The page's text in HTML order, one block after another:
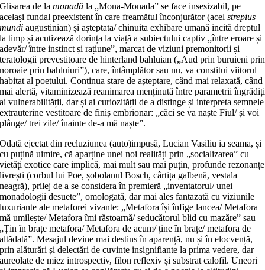
Glisarea de lamonadă la „Mona-Monada” se face insesizabil, pe
același fundal preexistent în care freamătul înconjurător (acelstrepius
mundiaugustinian) și așteptata/ chinuita exhibare umană incită dreptul
la timp și acutizează dorința la viață a subiectului captiv „între eroare și
adevăr/ între instinct și rațiune”, marcat de viziuni premonitorii și
teratologii prevestitoare de hinterland bahluian („Aud prin buruieni prin
noroaie prin bahluiuri”), care, întâmplător sau nu, va constitui viitorul
habitat al poetului. Continua stare de așteptare, când mai relaxată, când
mai alertă, vitaminizează reanimarea menținută între parametrii îngrădiți
ai vulnerabilității, dar și ai curiozității de a distinge și interpreta semnele
extrauterine vestitoare de finiș embrionar: „căci se va naște Fiul/ și voi
plânge/ trei zile/ înainte de-a mă naște”.
Odată ejectat din recluziunea (auto)impusă, Lucian Vasiliu ia seama, și
cu puțină uimire, că aparține unei noi realități prin „socializarea” cu
vietăți exotice care implică, mai mult sau mai puțin, profunde rezonanțe
livrești (corbul lui Poe, șobolanul Bosch, cârtița galbenă, vestala
neagră), prilej de a se considera în premieră „inventatorul/ unei
monadologii desuete”, omologată, dar mai ales fantazată cu viziunile
luxuriante ale metaforei vivante: „Metafora își înfige lancea/ Metafora
mă umilește/ Metafora îmi răstoarnă/ seducătorul blid cu mazăre” sau
„Țin în brațe metafora/ Metafora de acum/ ține în brațe/ metafora de
altădată”. Mesajul devine mai destins în aparență, nu și în elocvență,
prin alăturări și delectări de cuvinte insignifiante la prima vedere, dar
aureolate de miez introspectiv, filon reflexiv și substrat calofil. Uneori